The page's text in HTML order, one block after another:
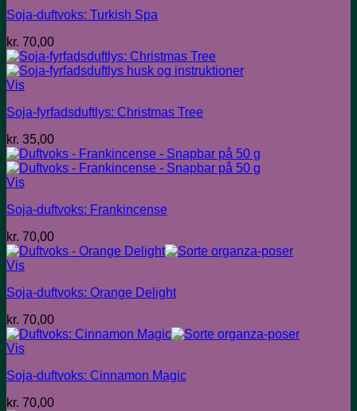
Soja-duftvoks: Turkish Spa
kr. 70,00
Vis
Soja-fyrfadsduftlys: Christmas Tree
kr. 35,00
Vis
Soja-duftvoks: Frankincense
kr. 70,00
Vis
Soja-duftvoks: Orange Delight
kr. 70,00
Vis
Soja-duftvoks: Cinnamon Magic
kr. 70,00